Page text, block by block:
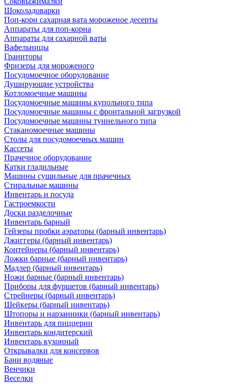
Шоколадоварки
Поп-корн сахарная вата мороженое десерты
Аппараты для поп-корна
Аппараты для сахарной ваты
Вафельницы
Граниторы
Фризеры для мороженого
Посудомоечное оборудование
Душирующие устройства
Котломоечные машины
Посудомоечные машины купольного типа
Посудомоечные машины с фронтальной загрузкой
Посудомоечные машины туннельного типа
Стаканомоечные машины
Столы для посудомоечных машин
Кассеты
Прачечное оборудование
Катки гладильные
Машины сушильные для прачечных
Стиральные машины
Инвентарь и посуда
Гастроемкости
Доски разделочные
Инвентарь барный
Гейзеры пробки аэраторы (барный инвентарь)
Джиггеры (барный инвентарь)
Контейнеры (барный инвентарь)
Ложки барные (барный инвентарь)
Мадлер (барный инвентарь)
Ножи барные (барный инвентарь)
Приборы для фуршетов (барный инвентарь)
Стрейнеры (барный инвентарь)
Шейкеры (барный инвентарь)
Штопоры и нарзанники (барный инвентарь)
Инвентарь для пиццерии
Инвентарь кондитерский
Инвентарь кухонный
Открывалки для консервов
Бани водяные
Венчики
Веселки